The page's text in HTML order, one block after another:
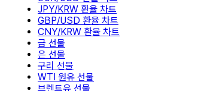
JPY/KRW 환율 차트
GBP/USD 환율 차트
CNY/KRW 환율 차트
금 선물
은 선물
구리 선물
WTI 원유 선물
브렌트유 선물